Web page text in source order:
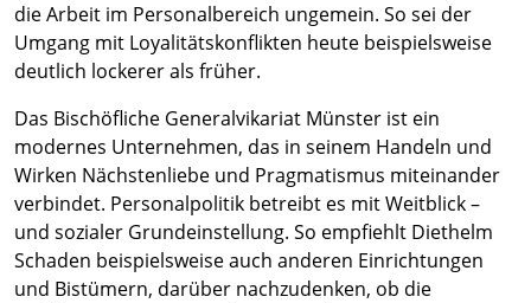
die Arbeit im Personalbereich ungemein. So sei der
Umgang mit Loyalitätskonflikten heute beispielsweise
deutlich lockerer als früher.
Das Bischöfliche Generalvikariat Münster ist ein
modernes Unternehmen, das in seinem Handeln und
Wirken Nächstenliebe und Pragmatismus miteinander
verbindet. Personalpolitik betreibt es mit Weitblick –
und sozialer Grundeinstellung. So empfiehlt Diethelm
Schaden beispielsweise auch anderen Einrichtungen
und Bistümern, darüber nachzudenken, ob die